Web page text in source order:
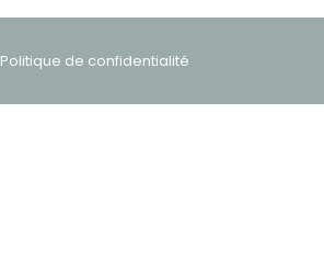
Politique de confidentialité